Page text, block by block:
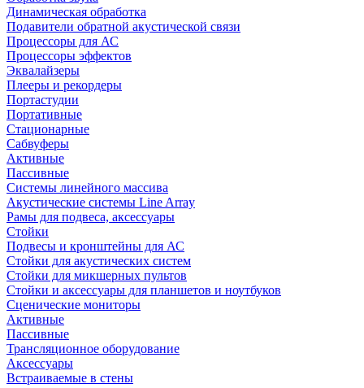
Динамическая обработка
Подавители обратной акустической связи
Процессоры для АС
Процессоры эффектов
Эквалайзеры
Плееры и рекордеры
Портастудии
Портативные
Стационарные
Сабвуферы
Активные
Пассивные
Системы линейного массива
Акустические системы Line Array
Рамы для подвеса, аксессуары
Стойки
Подвесы и кронштейны для АС
Стойки для акустических систем
Стойки для микшерных пультов
Стойки и аксессуары для планшетов и ноутбуков
Сценические мониторы
Активные
Пассивные
Трансляционное оборудование
Аксессуары
Встраиваемые в стены